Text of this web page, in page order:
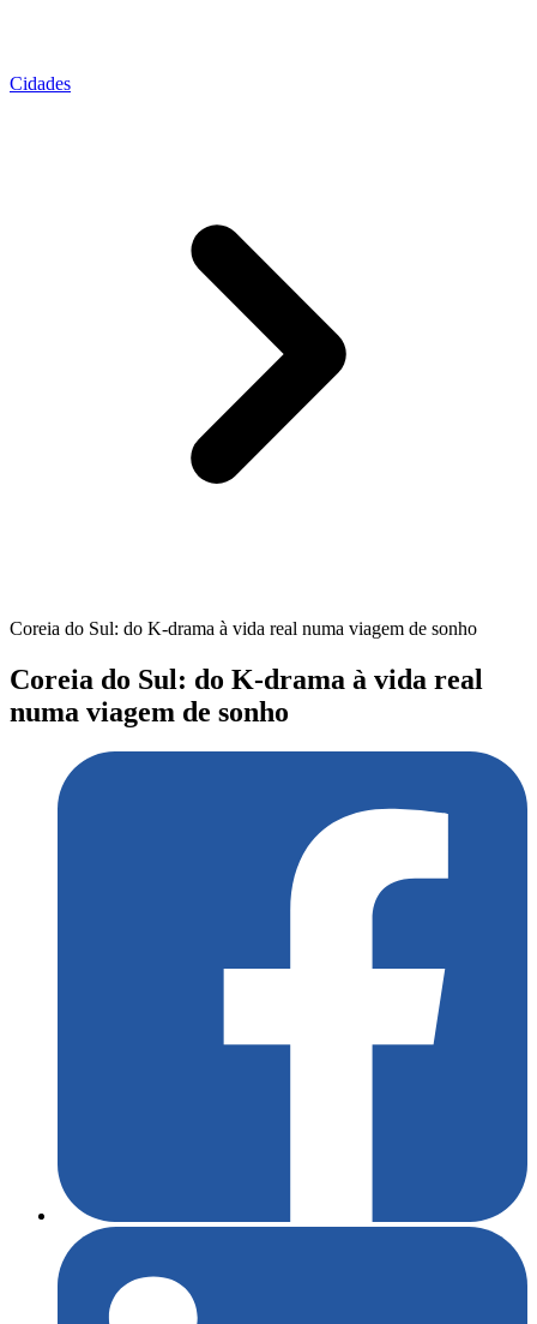
Cidades
Coreia do Sul: do K-drama à vida real numa viagem de sonho
Coreia do Sul: do K-drama à vida real
numa viagem de sonho